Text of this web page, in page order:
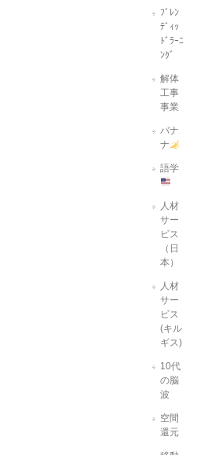
ﾌﾞﾚﾝ
ﾃﾞｨｯ
ﾄﾞﾗｰﾆ
ﾝｸﾞ
解体
工事
事業
バナ
ナ
語学
人材
サー
ビス
（日
本）
人材
サー
ビス
(キル
ギス)
10代
の脳
波
空間
還元